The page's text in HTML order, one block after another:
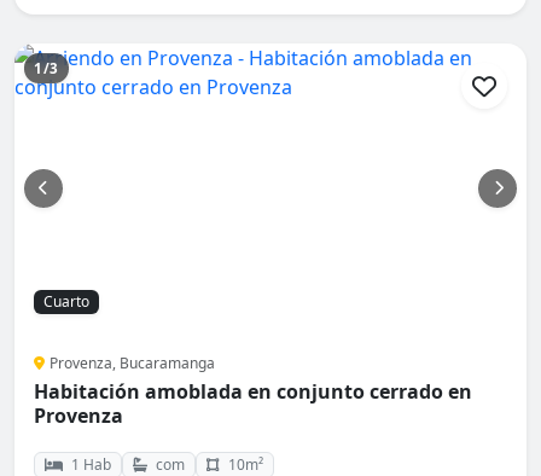
1/3
Cuarto
Provenza, Bucaramanga
Habitación amoblada en conjunto cerrado en
Provenza
1 Hab com 10m²